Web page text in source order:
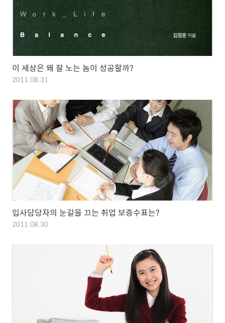
이 세상은 왜 잘 노는 놈이 성공할까?
2011.08.31
입사담당자의 눈길을 끄는 취업 보증수표는?
2011.08.30